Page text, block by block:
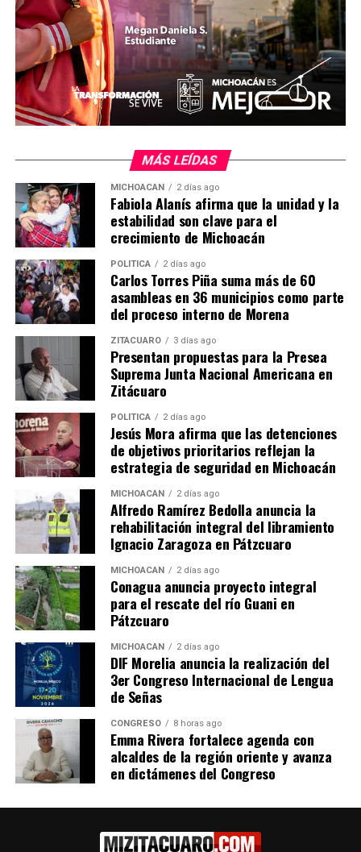
Comparte con:
Me gusta esto:
Relacionado
Detiene FGE a presunto
responsable de Abuso
Sexual Agravado en
Zitácuaro
Detiene FGE a presunto
responsable de Abuso
Sexual Agravado en
Zitácuaro Zitácuaro,
Michoacán, a 18 de
septiembre de 2021.- La
Fiscalía General del Estado
de Michoacán (FGE)
cumplimentó una orden de
aprehensión en contra de
un hombre, por su posible
relación en el delito de
Abuso Sexual Agravado,
ocurrido el…
18 septiembre, 2021
En "Seguridad"
Detiene Fiscalía General a
presunto responsable de
violación y abuso sexual
cometido contra su hija
20 octubre, 2021
En "Seguridad"
Obtiene FGE sentencia de 14
años y 10 meses de prisión
contra responsable de
abuso sexual agravado y
violación equiparada
En "Michoacán"
RELATED TOPICS:
UP NEXT
participación de cocineras tradicionales en el evento
MÁS LEÍDAS
MICHOACÁN 2 días ago
Fabiola Alanís afirma que la unidad y la
estabilidad son clave para el
crecimiento de Michoacán
POLÍTICA 2 días ago
Carlos Torres Piña suma más de 60
asambleas en 36 municipios como parte
del proceso interno de Morena
ZITÁCUARO 3 días ago
Presentan propuestas para la Presea
Suprema Junta Nacional Americana en
Zitácuaro
POLÍTICA 2 días ago
Jesús Mora afirma que las detenciones
de objetivos prioritarios reflejan la
estrategia de seguridad en Michoacán
MICHOACÁN 2 días ago
Alfredo Ramírez Bedolla anuncia la
rehabilitación integral del libramiento
Ignacio Zaragoza en Pátzcuaro
MICHOACÁN 2 días ago
Conagua anuncia proyecto integral
para el rescate del río Guani en
Pátzcuaro
MICHOACÁN 2 días ago
DIF Morelia anuncia la realización del
3er Congreso Internacional de Lengua
de Señas
CONGRESO 8 horas ago
Emma Rivera fortalece agenda con
alcaldes de la región oriente y avanza
en dictámenes del Congreso